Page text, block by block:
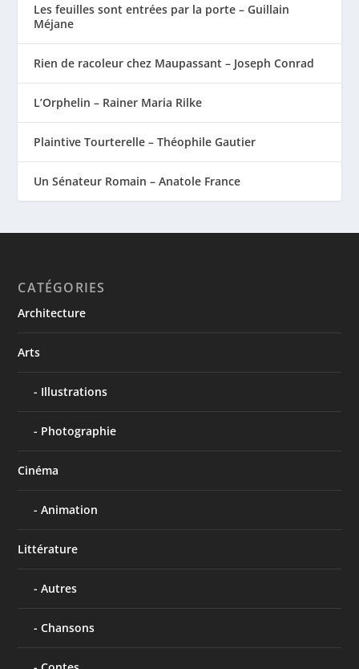
Les feuilles sont entrées par la porte – Guillain
Méjane
Rien de racoleur chez Maupassant – Joseph Conrad
L’Orphelin – Rainer Maria Rilke
Plaintive Tourterelle – Théophile Gautier
Un Sénateur Romain – Anatole France
CATÉGORIES
Architecture
Arts
Illustrations
Photographie
Cinéma
Animation
Littérature
Autres
Chansons